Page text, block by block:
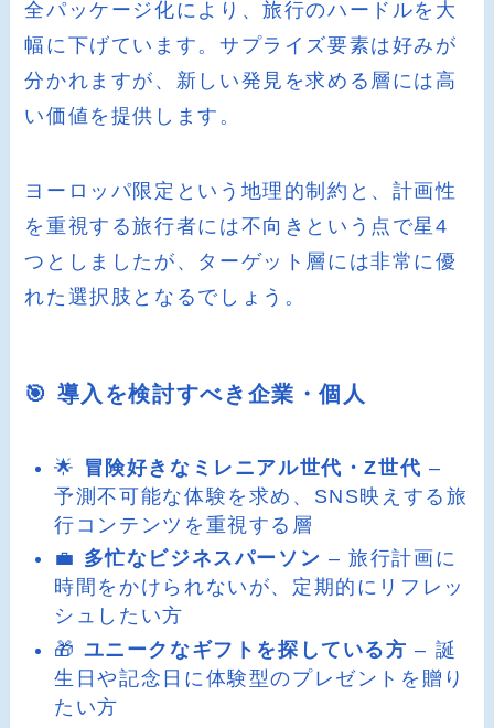
全パッケージ化により、旅行のハードルを大
幅に下げています。サプライズ要素は好みが
分かれますが、新しい発見を求める層には高
い価値を提供します。
ヨーロッパ限定という地理的制約と、計画性
を重視する旅行者には不向きという点で星4
つとしましたが、ターゲット層には非常に優
れた選択肢となるでしょう。
🎯 導入を検討すべき企業・個人
🌟 冒険好きなミレニアル世代・Z世代 –
予測不可能な体験を求め、SNS映えする旅
行コンテンツを重視する層
💼 多忙なビジネスパーソン – 旅行計画に
時間をかけられないが、定期的にリフレッ
シュしたい方
🎁 ユニークなギフトを探している方 – 誕
生日や記念日に体験型のプレゼントを贈り
たい方